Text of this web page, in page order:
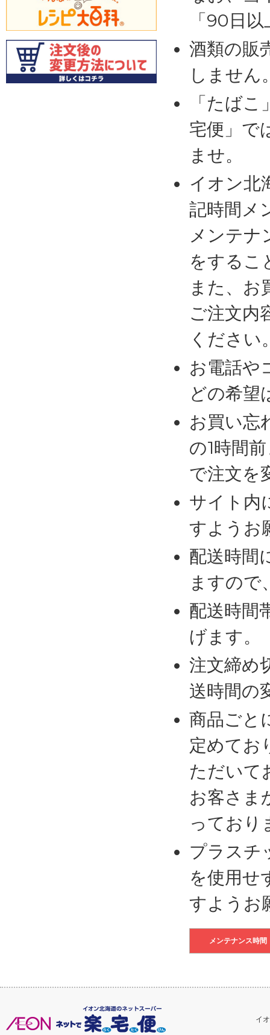
「90日
酒類の販
しません
「たば
宅便」で
ませ。
イオン北
記時間メ
メンテナ
をするこ
また、お
ご注文内
ください
お電話や
どの希望
お買い忘
の1時間
で注文を
サイト内
すようお
配送時間
ますので
配送時間
げます。
注文締め
送時間の
商品ごと
定めてお
ただいて
お客さま
っており
プラスチ
を使用せ
すようお
メンテナンス時間
イ